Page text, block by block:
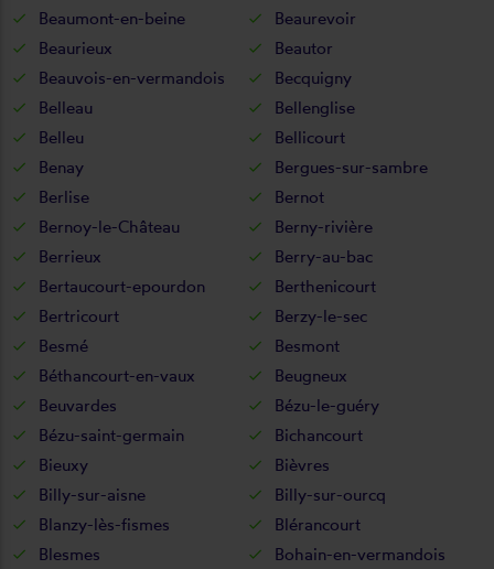
Beaumont-en-beine
Beaurevoir
Beaurieux
Beautor
Beauvois-en-vermandois
Becquigny
Belleau
Bellenglise
Belleu
Bellicourt
Benay
Bergues-sur-sambre
Berlise
Bernot
Bernoy-le-Château
Berny-rivière
Berrieux
Berry-au-bac
Bertaucourt-epourdon
Berthenicourt
Bertricourt
Berzy-le-sec
Besmé
Besmont
Béthancourt-en-vaux
Beugneux
Beuvardes
Bézu-le-guéry
Bézu-saint-germain
Bichancourt
Bieuxy
Bièvres
Billy-sur-aisne
Billy-sur-ourcq
Blanzy-lès-fismes
Blérancourt
Blesmes
Bohain-en-vermandois